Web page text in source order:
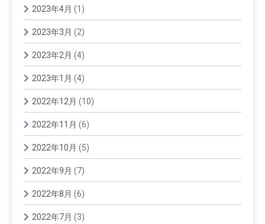
2023年4月 (1)
2023年3月 (2)
2023年2月 (4)
2023年1月 (4)
2022年12月 (10)
2022年11月 (6)
2022年10月 (5)
2022年9月 (7)
2022年8月 (6)
2022年7月 (3)